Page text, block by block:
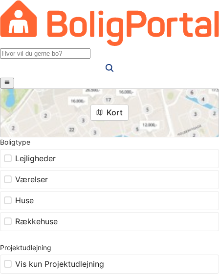
Kort
Boligtype
Lejligheder
Værelser
Huse
Rækkehuse
Projektudlejning
Vis kun Projektudlejning